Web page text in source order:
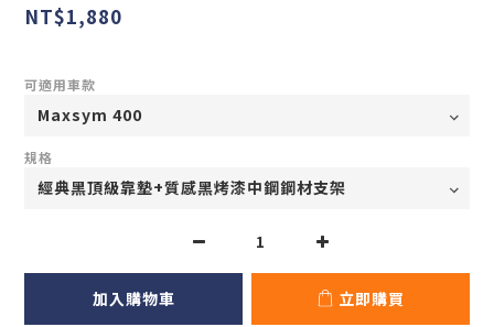
NT$1,880
可適用車款
規格
加入購物車 立即購買